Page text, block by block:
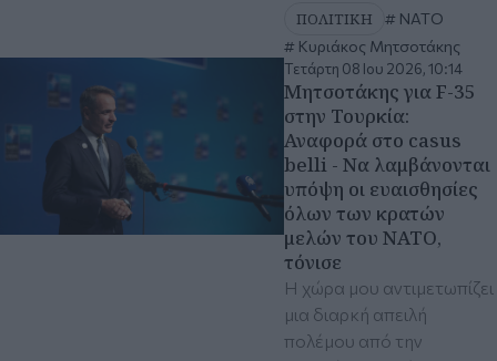
ΠΟΛΙΤΙΚΗ
ΝΑΤΟ
Κυριάκος Μητσοτάκης
Τετάρτη 08 Ιου 2026, 10:14
Μητσοτάκης για F-35
στην Τουρκία:
Αναφορά στο casus
belli - Να λαμβάνονται
υπόψη οι ευαισθησίες
όλων των κρατών
μελών του ΝΑΤΟ,
τόνισε
Η χώρα μου αντιμετωπίζει
μια διαρκή απειλή
πολέμου από την